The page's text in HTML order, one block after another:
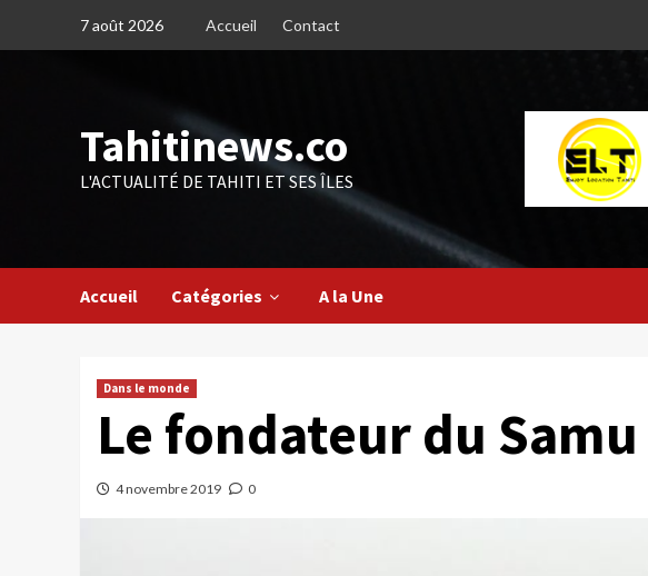
7 août 2026 Accueil Contact
Tahitinews.co
L'ACTUALITÉ DE TAHITI ET SES ÎLES
Accueil Catégories A la Une
Dans le monde
Le fondateur du
4 novembre 2019 0